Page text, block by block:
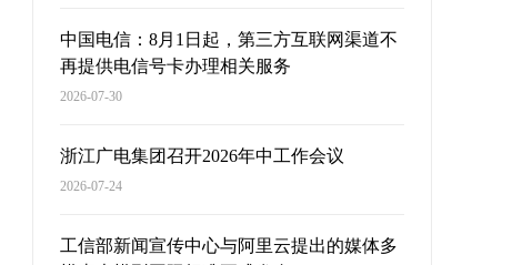
中国电信：8月1日起，第三方互联网渠道不
再提供电信号卡办理相关服务
2026-07-30
浙江广电集团召开2026年中工作会议
2026-07-24
工信部新闻宣传中心与阿里云提出的媒体多